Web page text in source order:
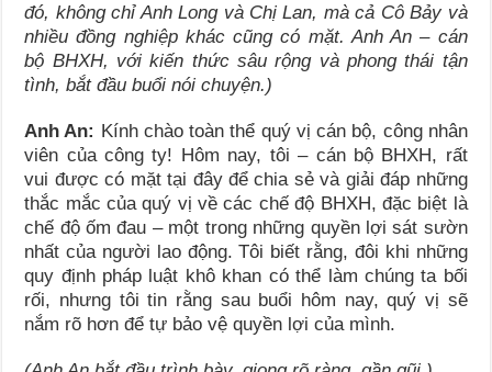
đó, không chỉ Anh Long và Chị Lan, mà cả Cô Bảy và
nhiều đồng nghiệp khác cũng có mặt. Anh An – cán
bộ BHXH, với kiến thức sâu rộng và phong thái tận
tình, bắt đầu buổi nói chuyện.)
Anh An: Kính chào toàn thể quý vị cán bộ, công nhân
viên của công ty! Hôm nay, tôi – cán bộ BHXH, rất
vui được có mặt tại đây để chia sẻ và giải đáp những
thắc mắc của quý vị về các chế độ BHXH, đặc biệt là
chế độ ốm đau – một trong những quyền lợi sát sườn
nhất của người lao động. Tôi biết rằng, đôi khi những
quy định pháp luật khô khan có thể làm chúng ta bối
rối, nhưng tôi tin rằng sau buổi hôm nay, quý vị sẽ
nắm rõ hơn để tự bảo vệ quyền lợi của mình.